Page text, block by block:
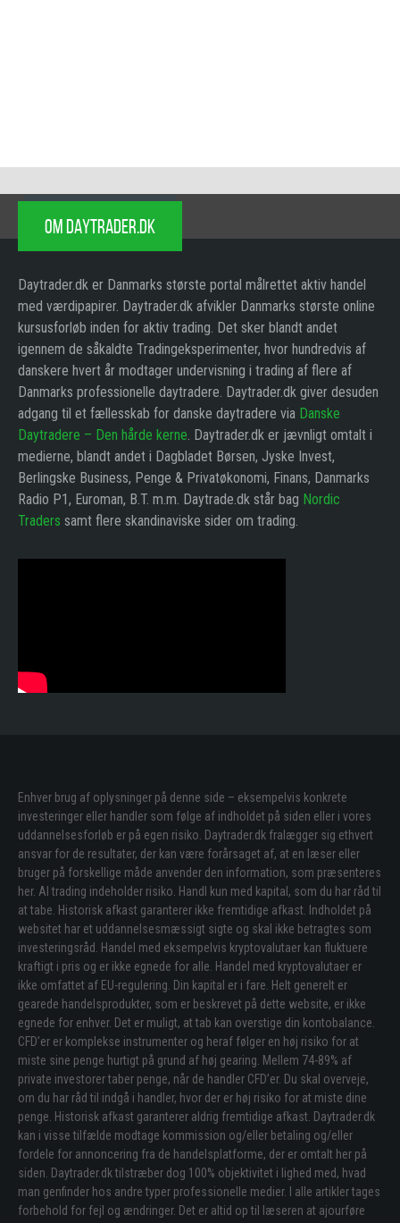
OM DAYTRADER.DK
Daytrader.dk er Danmarks største portal målrettet aktiv handel
med værdipapirer. Daytrader.dk afvikler Danmarks største online
kursusforløb inden for aktiv trading. Det sker blandt andet
igennem de såkaldte Tradingeksperimenter, hvor hundredvis af
danskere hvert år modtager undervisning i trading af flere af
Danmarks professionelle daytradere. Daytrader.dk giver desuden
adgang til et fællesskab for danske daytradere via Danske
Daytradere – Den hårde kerne. Daytrader.dk er jævnligt omtalt i
medierne, blandt andet i Dagbladet Børsen, Jyske Invest,
Berlingske Business, Penge & Privatøkonomi, Finans, Danmarks
Radio P1, Euroman, B.T. m.m. Daytrade.dk står bag Nordic
Traders samt flere skandinaviske sider om trading.
Enhver brug af oplysninger på denne side – eksempelvis konkrete
investeringer eller handler som følge af indholdet på siden eller i vores
uddannelsesforløb er på egen risiko. Daytrader.dk fralægger sig ethvert
ansvar for de resultater, der kan være forårsaget af, at en læser eller
bruger på forskellige måde anvender den information, som præsenteres
her. Al trading indeholder risiko. Handl kun med kapital, som du har råd til
at tabe. Historisk afkast garanterer ikke fremtidige afkast. Indholdet på
websitet har et uddannelsesmæssigt sigte og skal ikke betragtes som
investeringsråd. Handel med eksempelvis kryptovalutaer kan fluktuere
kraftigt i pris og er ikke egnede for alle. Handel med kryptovalutaer er
ikke omfattet af EU-regulering. Din kapital er i fare. Helt generelt er
gearede handelsprodukter, som er beskrevet på dette website, er ikke
egnede for enhver. Det er muligt, at tab kan overstige din kontobalance.
CFD’er er komplekse instrumenter og heraf følger en høj risiko for at
miste sine penge hurtigt på grund af høj gearing. Mellem 74-89% af
private investorer taber penge, når de handler CFD’er. Du skal overveje,
om du har råd til indgå i handler, hvor der er høj risiko for at miste dine
penge. Historisk afkast garanterer aldrig fremtidige afkast. Daytrader.dk
kan i visse tilfælde modtage kommission og/eller betaling og/eller
fordele for annoncering fra de handelsplatforme, der er omtalt her på
siden. Daytrader.dk tilstræber dog 100% objektivitet i lighed med, hvad
man genfinder hos andre typer professionelle medier. I alle artikler tages
forbehold for fejl og ændringer. Det er altid op til læseren at ajourføre